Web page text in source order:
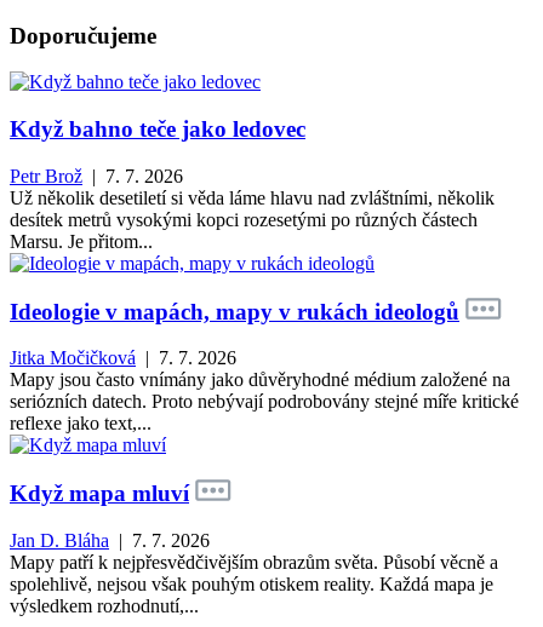
Doporučujeme
Když bahno teče jako ledovec
Petr Brož | 7. 7. 2026
Už několik desetiletí si věda láme hlavu nad zvláštními, několik
desítek metrů vysokými kopci rozesetými po různých částech
Marsu. Je přitom...
Ideologie v mapách, mapy v rukách ideologů
Jitka Močičková | 7. 7. 2026
Mapy jsou často vnímány jako důvěryhodné médium založené na
seriózních datech. Proto nebývají podrobovány stejné míře kritické
reflexe jako text,...
Když mapa mluví
Jan D. Bláha | 7. 7. 2026
Mapy patří k nejpřesvědčivějším obrazům světa. Působí věcně a
spolehlivě, nejsou však pouhým otiskem reality. Každá mapa je
výsledkem rozhodnutí,...